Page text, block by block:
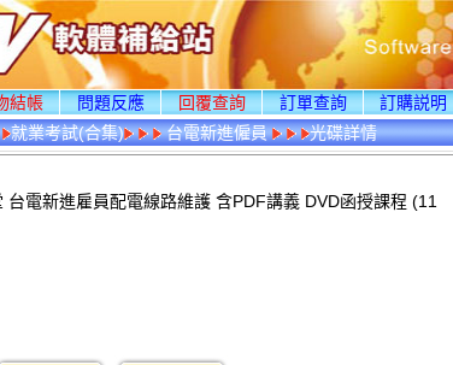
結帳 問題反應 回覆查詢 訂單查詢
訂購説明
就業考試(合集) 台電新進僱員 光碟詳情
電新進雇員配電線路維護 含PDF講義 DVD函授課程 (11